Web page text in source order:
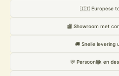
🇮🇹 Europese
🏬 Showroom met
🚚 Snelle levering
💬 Persoonlijk en